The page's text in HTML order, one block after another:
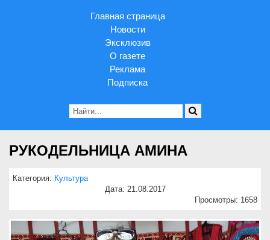
Главная страница
Новости
Эксклюзив
О газете
Реклама
Подписка
РУКОДЕЛЬНИЦА АМИНА
Категория: Культура
Дата: 21.08.2017
Просмотры: 1658